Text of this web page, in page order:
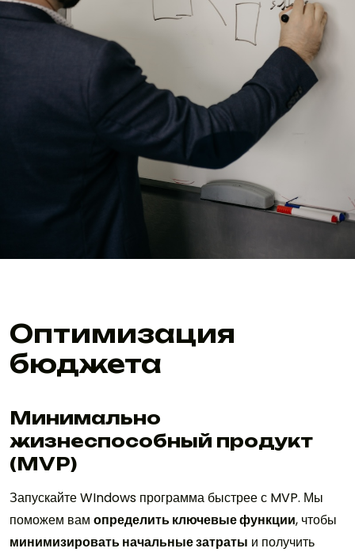
Оптимизация
бюджета
Минимально
жизнеспособный продукт
(MVP)
Запускайте WIndows программа быстрее с MVP. Мы
поможем вам определить ключевые функции, чтобы
минимизировать начальные затраты и получить